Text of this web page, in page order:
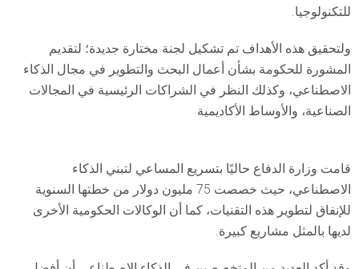
للتكنولوجيا.
ولتحقيق هذه الأهداف تم تشكيل لجنة مختارة جديدة؛ لتقديم
المشورة للحكومة بشأن أعمال البحث والتطوير في مجال الذكاء
الاصطناعي، وكذلك النظر في الشراكات الرئيسية في المجالات
الصناعية، والأوساط الأكاديمية
قامت وزارة الدفاع حاليًا بتسريع المساعي لتبني الذكاء
الاصطناعي، حيث خصصت 75 مليون دولار من خطتها السنوية
للإنفاق لتطوير هذه التقنيات، كما أن الوكالات الحكومية الأخرى
لديها بالمثل مشاريع كبيرة.